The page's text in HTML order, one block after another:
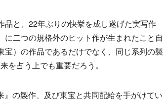
と、22年ぶりの快挙を成し遂げた実写作
二つの規格外のヒット作が生まれたこと自
）の作品であるだけでなく、同じ系列の製
を占う上でも重要だろう。
の製作、及び東宝と共同配給を手がけてい